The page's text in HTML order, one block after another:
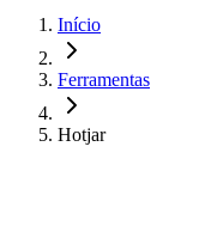
Início
Ferramentas
Hotjar